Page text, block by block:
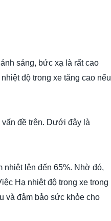
sáng, bức xạ là rất cao
độ trong xe tăng cao nếu
đề trên. Dưới đây là
nhiệt lên đến 65%. Nhờ đó,
Hạ nhiệt độ trong xe trong
và đảm bảo sức khỏe cho